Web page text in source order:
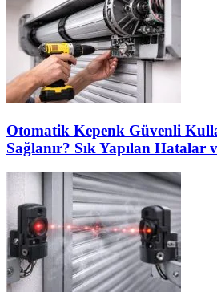
Otomatik Kepenk Güvenli
Sağlanır? Sık Yapılan Hatalar